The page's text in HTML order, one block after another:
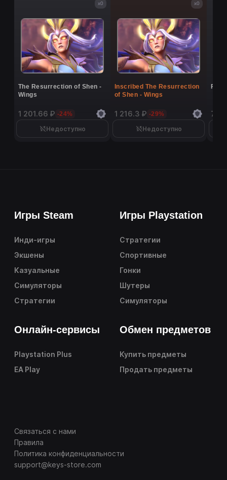
x0
The Resurrection of Shen -
Wings
1 201.66 ₽ -24%
Недоступно
x0
Inscribed The Resurrection
of Shen - Wings
1 216.3 ₽ -29%
Недоступно
7
Игры Steam
Инди-игры
Экшены
Казуальные
Симуляторы
Стратегии
Игры Playstation
Стратегии
Спортивные
Гонки
Шутеры
Симуляторы
Онлайн-сервисы
Playstation Plus
EA Play
Обмен предметов
Купить предметы
Продать предметы
Связаться с нами
Правила
Политика конфиденциальности
support@keys-store.com